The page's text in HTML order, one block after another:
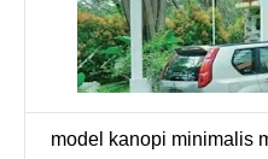
model kanopi minimalis